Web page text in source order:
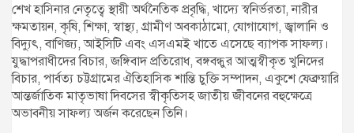
শেখ হাসিনার নেতৃত্বে স্থায়ী অর্থনৈতিক প্রবৃদ্ধি, খাদ্যে স্বনির্ভরতা, নারীর
ক্ষমতায়ন, কৃষি, শিক্ষা, স্বাস্থ্য, গ্রামীণ অবকাঠামো, যোগাযোগ, জ্বালানি ও
বিদ্যুৎ, বাণিজ্য, আইসিটি এবং এসএমই খাতে এসেছে ব্যাপক সাফল্য।
যুদ্ধাপরাধীদের বিচার, জঙ্গিবাদ প্রতিরোধ, বঙ্গবন্ধুর আত্মস্বীকৃত খুনিদের
বিচার, পার্বত্য চট্টগ্রামের ঐতিহাসিক শান্তি চুক্তি সম্পাদন, একুশে ফেব্রুয়ারি
আন্তর্জাতিক মাতৃভাষা দিবসের স্বীকৃতিসহ জাতীয় জীবনের বহুক্ষেত্রে
অভাবনীয় সাফল্য অর্জন করেছেন তিনি।